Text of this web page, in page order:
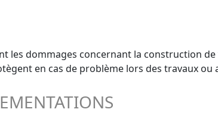
les dommages concernant la construction
en cas de problème lors des travaux ou